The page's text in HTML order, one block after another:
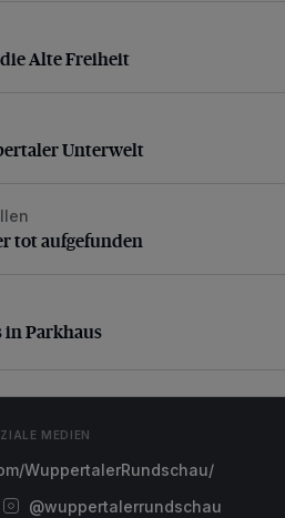
Alte Freiheit
Alte Freiheit
Unterwelt
Unterwelt
aufgefunden
tot aufgefunden
Parkhaus
in Parkhaus
MEDIEN
WuppertalerRundschau/
@wuppertalerrundschau